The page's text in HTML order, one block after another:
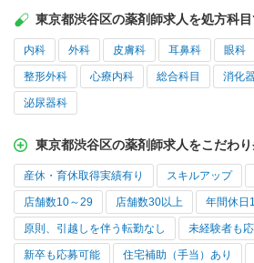
東京都渋谷区の薬剤師求人を処方科
内科 外科 皮膚科 耳鼻科 眼科
整形外科 心療内科 総合科目 消化
泌尿器科
東京都渋谷区の薬剤師求人をこだわ
産休・育休取得実績有り スキルアップ
店舗数10～29 店舗数30以上 年間休日
原則、引越しを伴う転勤なし 未経験者も
新卒も応募可能 住宅補助（手当）あり